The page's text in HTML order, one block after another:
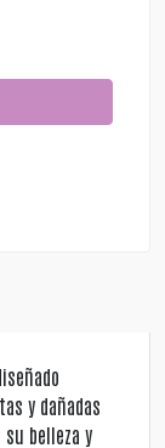
y dañadas
belleza y